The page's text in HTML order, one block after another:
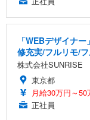
「WEBデザイナ
修充実/フルリモ/
株式会社SUNRISE
東京都
月給30万円～50
正社員